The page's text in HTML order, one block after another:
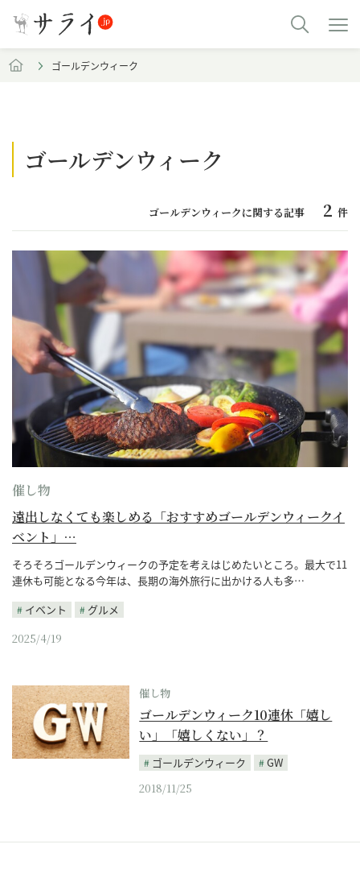
ゴールデンウィーク
ゴールデンウィーク
ゴールデンウィークに関する記事 2 件
催し物
遠出しなくても楽しめる「おすすめゴールデンウィークイ
ベント」…
そろそろゴールデンウィークの予定を考えはじめたいところ。最大で11
連休も可能となる今年は、長期の海外旅行に出かける人も多…
イベント
グルメ
2025/4/19
催し物
ゴールデンウィーク10連休「嬉し
い」「嬉しくない」？
ゴールデンウィーク
GW
2018/11/25